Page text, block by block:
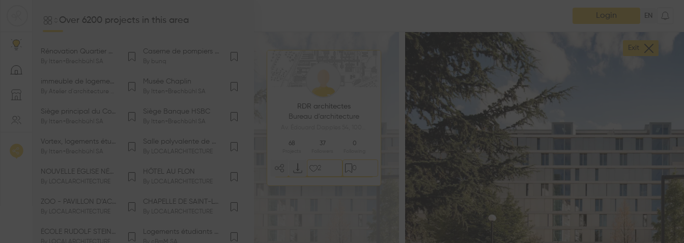
Login EN
Over 6200 projects in this area
Rénovation Quartier de la Tourelle
By Itten+Brechbühl SA
Caserne de pompiers de Bernex-Confignon
By bunq
immeuble de logements HM-LGZD-PPE «Doctoresse-Champendal»
By Atelier d'architecture Jacques Bugna SA
Musée Chaplin
By Itten+Brechbühl SA
Siège principal du Comité International Olympique CIO
By Itten+Brechbühl SA
Siège Banque HSBC
By Itten+Brechbühl SA
Vortex, logements étudiants
By Itten+Brechbühl SA
Salle polyvalente de Le Vaud
By LOCALARCHITECTURE
NOUVELLE ÉGLISE NÉO-APOSTOLIQUE
By LOCALARCHITECTURE
HÔTEL AU FLON
By LOCALARCHITECTURE
ZOO - PAVILLON D’ACCUEIL DE LA GARENNE
By LOCALARCHITECTURE
CHAPELLE DE SAINT-LOUP
By LOCALARCHITECTURE
ÉCOLE RUDOLF STEINER DE GENÈVE Logements étudiants à Serrières
RDR architectes
Bureau d'architecture
68 37 0
Follow
2 0
Exit